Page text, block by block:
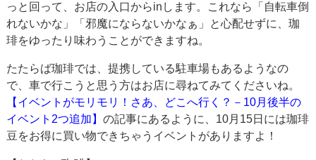
っと回って、お店の入口からinします。これなら「自転車倒
れないかな」「邪魔にならないかなぁ」と心配せずに、珈
琲をゆったり味わうことができますね。
たたらば珈琲では、提携している駐車場もあるようなの
で、車で行こうと思う方はお店に尋ねてみてくださいね。
【イベントがモリモリ！さあ、どこへ行く？－10月後半の
イベント2つ追加】の記事にあるように、10月15日には珈琲
豆をお得に買い物できちゃうイベントがありますよ！